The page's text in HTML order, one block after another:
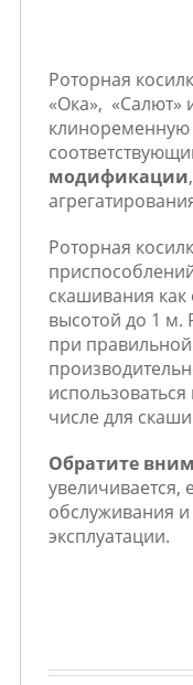
Роторная
«Ока», «Салют»
клиноременную
модификации
Роторная
скашивания как
высотой до 1 м.
при
числе для
Обратите
увеличивается,
обслуживания
эксплуатации.